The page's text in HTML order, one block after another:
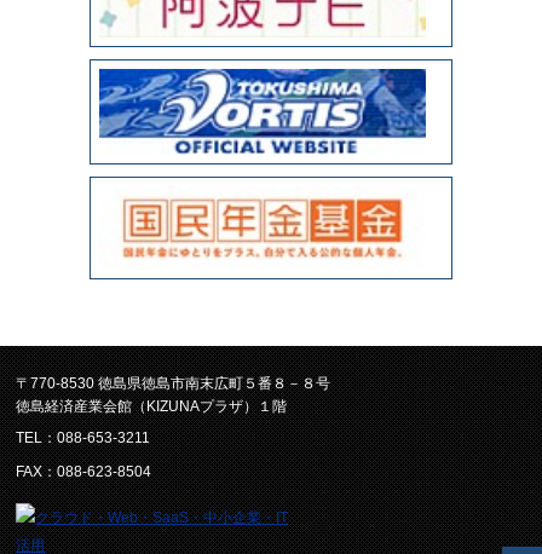
〒770-8530 徳島県徳島市南末広町５番８－８号
徳島経済産業会館（KIZUNAプラザ）１階
TEL：088-653-3211
FAX：088-623-8504